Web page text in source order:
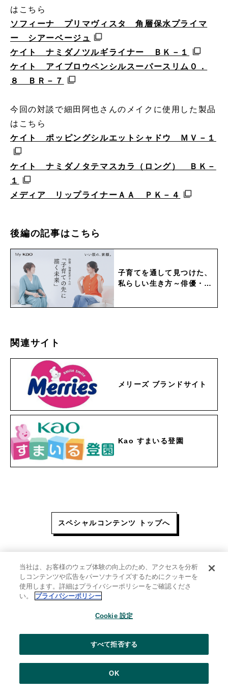
はこちら
ソフィーナ プリマヴィスタ 角層保水プライマ
ー シアーベージュ
ケイト ナミダノツルギライナー ＢＫ－１
ケイト アイブロウペンシルスーパースリム０．
８ ＢＲ－７
今回の対談で細田阿也さんのメイクに使用した製品
はこちら
ケイト ポッピングシルエットシャドウ ＭＶ－１
ケイト ナミダノタテマスカラ（ロング） ＢＫ－
１
メディア リップライナーＡＡ ＰＫ－４
後編の記事はこちら
子育てを通して見つけた、
私らしい生き方～俳優・加
関連サイト
メリーズ ブランドサイト
Kao すまいる登園
スペシャルコンテンツ トップへ
当社は、お客様のウェブ体験の向上のため、アクセスを分析
しコンテンツや広告をパーソナライズするためにクッキーを
使用します。詳細はプライバシーポリシーをご確認くださ
い。
プライバシーポリシー
Cookie 設定
すべて拒否する
OK